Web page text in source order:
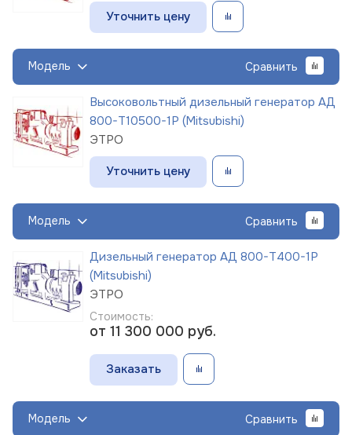
Уточнить цену
Модель Сравнить
Высоковольтный дизельный генератор АД
800-Т10500-1Р (Mitsubishi)
ЭТРО
Уточнить цену
Модель Сравнить
Дизельный генератор АД 800-Т400-1Р
(Mitsubishi)
ЭТРО
Стоимость:
от 11 300 000 руб.
Заказать
Модель Сравнить